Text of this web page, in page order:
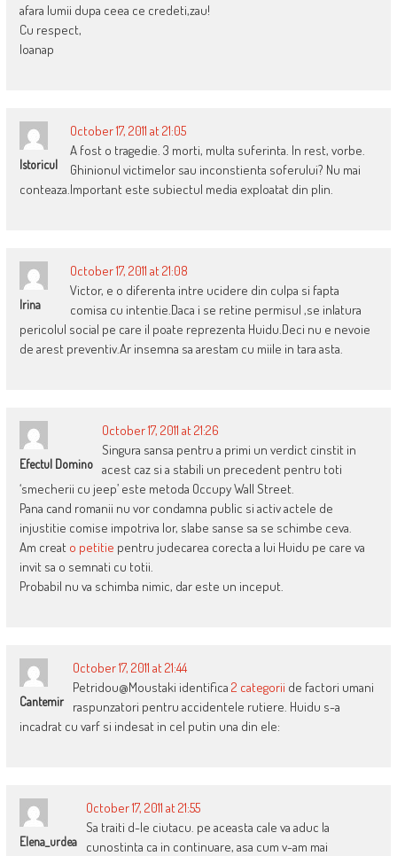
afara lumii dupa ceea ce credeti,zau!
Cu respect,
Ioanap
Istoricul
October 17, 2011 at 21:05
A fost o tragedie. 3 morti, multa suferinta. In rest, vorbe.
Ghinionul victimelor sau inconstienta soferului? Nu mai
conteaza.Important este subiectul media exploatat din plin.
Irina
October 17, 2011 at 21:08
Victor, e o diferenta intre ucidere din culpa si fapta
comisa cu intentie.Daca i se retine permisul ,se inlatura
pericolul social pe care il poate reprezenta Huidu.Deci nu e nevoie
de arest preventiv.Ar insemna sa arestam cu miile in tara asta.
Efectul Domino
October 17, 2011 at 21:26
Singura sansa pentru a primi un verdict cinstit in
acest caz si a stabili un precedent pentru toti
‘smecherii cu jeep’ este metoda Occupy Wall Street.
Pana cand romanii nu vor condamna public si activ actele de
injustitie comise impotriva lor, slabe sanse sa se schimbe ceva.
Am creat o petitie pentru judecarea corecta a lui Huidu pe care va
invit sa o semnati cu totii.
Probabil nu va schimba nimic, dar este un inceput.
Cantemir
October 17, 2011 at 21:44
Petridou@Moustaki identifica 2 categorii de factori umani
raspunzatori pentru accidentele rutiere. Huidu s-a
incadrat cu varf si indesat in cel putin una din ele:
Elena_urdea
October 17, 2011 at 21:55
Sa traiti d-le ciutacu. pe aceasta cale va aduc la
cunostinta ca in continuare, asa cum v-am mai